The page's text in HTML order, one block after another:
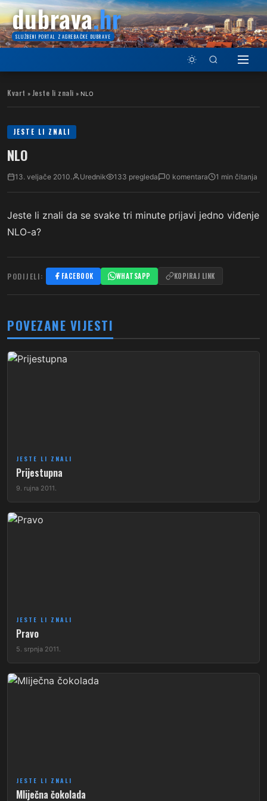
dubrava.hr
SLUŽBENI PORTAL ZAGREBAČKE DUBRAVE
Kvart » Jeste li znali » NLO
JESTE LI ZNALI
NLO
13. veljače 2010. Urednik 133 pregleda 0 komentara 1 min čitanja
Jeste li znali da se svake tri minute prijavi jedno viđenje
NLO-a?
PODIJELI: FACEBOOK WHATSAPP KOPIRAJ LINK
POVEZANE VIJESTI
JESTE LI ZNALI
Prijestupna
9. rujna 2011.
JESTE LI ZNALI
Pravo
5. srpnja 2011.
JESTE LI ZNALI
Mliječna čokolada